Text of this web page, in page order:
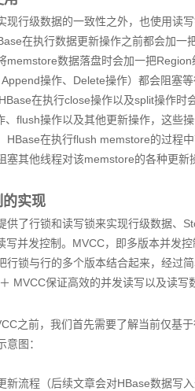
现行级数据的一致性之外，也使用读
在执行数据更新操作之前都会加
memstore数据落盘时会加一把
操作、Delete操作）都会阻塞等
在执行close操作以及split操作
flush操作以及其他更新操作，这些
HBase在执行flush memstore的过程
塞其他线程对该memstore的各种更
实现
供了行锁和读写锁来实现行级数据、
写并发控制。MVCC，即多版本并发
行锁与行的多个版本结合起来，经过
MVCC保证高效的并发读写以及读写
之前，我们首先需要了解当前仅基
图：
新流程（后续文章会对HBase数据